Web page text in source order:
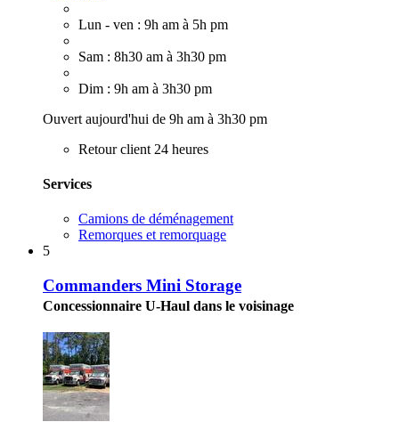
Lun - ven : 9h am à 5h pm
Sam : 8h30 am à 3h30 pm
Dim : 9h am à 3h30 pm
Ouvert aujourd'hui de 9h am à 3h30 pm
Retour client 24 heures
Services
Camions de déménagement
Remorques et remorquage
5
Commanders Mini Storage
Concessionnaire U-Haul dans le voisinage